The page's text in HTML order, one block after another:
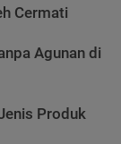
Cermati
Agunan di
Produk